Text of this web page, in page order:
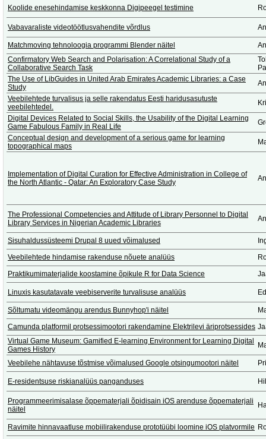
Koolide enesehindamise keskkonna Digipeegel testimine
Vabavaraliste videotöötlusvahendite võrdlus
Matchmoving tehnoloogia programmi Blender näitel
Confirmatory Web Search and Polarisation: A Correlational Study of a
Collaborative Search Task
The Use of LibGuides in United Arab Emirates Academic Libraries: a Case
Study
Veebilehtede turvalisus ja selle rakendatus Eesti haridusasutuste
veebilehtedel.
Digital Devices Related to Social Skills, the Usability of the Digital Learning
Game Fabulous Family in Real Life
Conceptual design and development of a serious game for learning
topographical maps
Implementation of Digital Curation for Effective Administration in College of
the North Atlantic - Qatar: An Exploratory Case Study
The Professional Competencies and Attitude of Library Personnel to Digital
Library Services in Nigerian Academic Libraries
Sisuhaldussüsteemi Drupal 8 uued võimalused
Veebilehtede hindamise rakenduse nõuete analüüs
Praktikumimaterjalide koostamine õpikule R for Data Science
Linuxis kasutatavate veebiserverite turvalisuse analüüs
Sõltumatu videomängu arendus Bunnyhop'i näitel
Camunda platformil protsessimootori rakendamine Elektrilevi äriprotsessides
Virtual Game Museum: Gamified E-learning Environment for Learning Digital
Games History
Veebilehe nähtavuse tõstmise võimalused Google otsingumootori näitel
E-residentsuse riskianalüüs panganduses
Programmeerimisalase õppematerjali õpidisain iOS arenduse õppematerjali
näitel
Ravimite hinnavaatluse mobiilirakenduse prototüübi loomine iOS platvormile